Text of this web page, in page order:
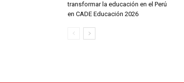
transformar la educación en el Perú
en CADE Educación 2026